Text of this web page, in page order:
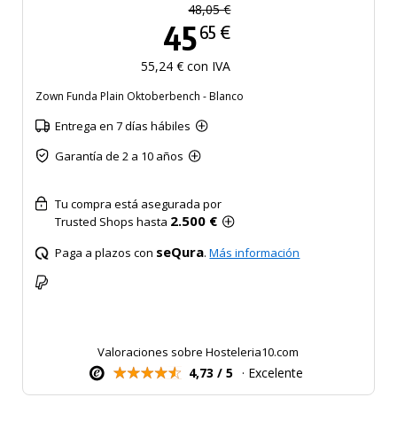
48,05 €
4565 €
55,24 € con IVA
Zown Funda Plain Oktoberbench - Blanco
Entrega en 7 días hábiles
Garantía de 2 a 10 años
Tu compra está asegurada por
Trusted Shops hasta 2.500 €
Paga a plazos con seQura.Más información
Valoraciones sobre Hosteleria10.com
4,73 / 5 · Excelente